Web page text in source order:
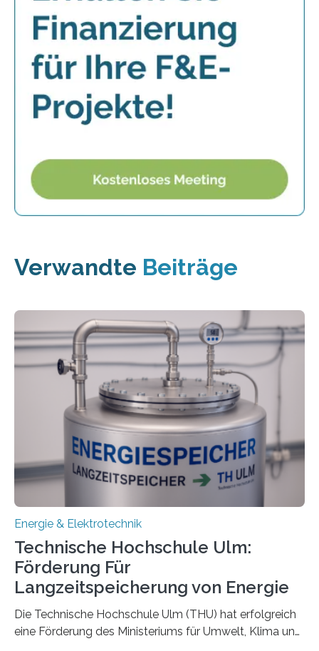
Verwandte Beiträge
Energie & Elektrotechnik
Technische Hochschule Ulm:
Förderung Für
Langzeitspeicherung von Energie
Die Technische Hochschule Ulm (THU) hat erfolgreich
eine Förderung des Ministeriums für Umwelt, Klima und